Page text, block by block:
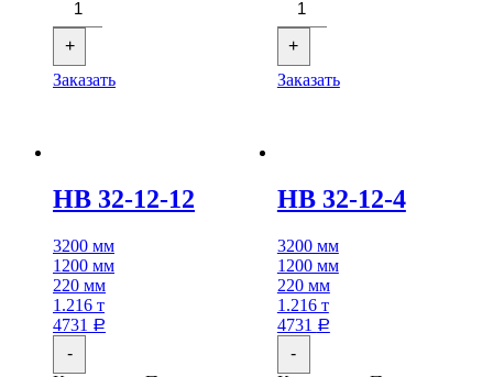
+
Заказать
+
Заказать
НВ 32-12-12
3200 мм
1200 мм
220 мм
1.216 т
4731
Р
-
НВ 32-12-4
3200 мм
1200 мм
220 мм
1.216 т
4731
Р
-